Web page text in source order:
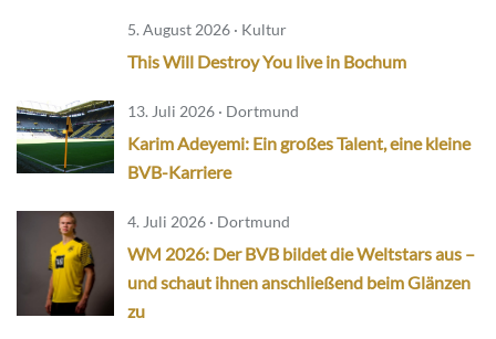
5. August 2026 · Kultur
This Will Destroy You live in Bochum
13. Juli 2026 · Dortmund
Karim Adeyemi: Ein großes Talent, eine kleine
BVB-Karriere
4. Juli 2026 · Dortmund
WM 2026: Der BVB bildet die Weltstars aus –
und schaut ihnen anschließend beim Glänzen
zu